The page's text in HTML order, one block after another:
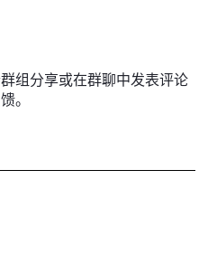
组分享或在群聊中发表评论
。